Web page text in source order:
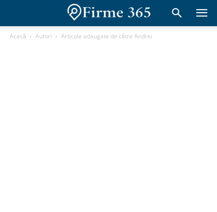
Acasă Autori Articole adaugate de către Andrei